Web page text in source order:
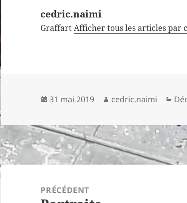
cedric.naimi
GraffartAfficher tous les articles par
Publié
31 mai 2019 Auteur
cedric.naimi
Navigation
PRÉCÉDENT